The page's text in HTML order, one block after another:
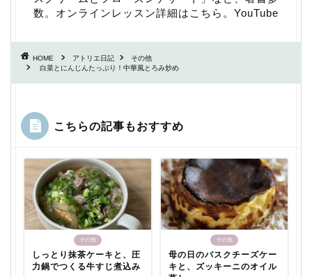
数。 オンラインレッスン詳細はこちら 。 YouTube
HOME アトリエ日記
その他
白菜とにんじんたっぷり！中華風とろみ炒め
こちらの記事もおすすめ
その他
しっとり抹茶ケーキと、圧
力鍋でつくる牛すじ煮込み
その他
母の日のバスクチーズケー
キと、ズッキーニのオイル